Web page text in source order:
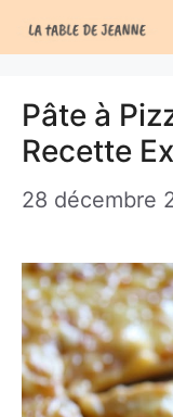
au
Pâte à
Recette
28 décembre